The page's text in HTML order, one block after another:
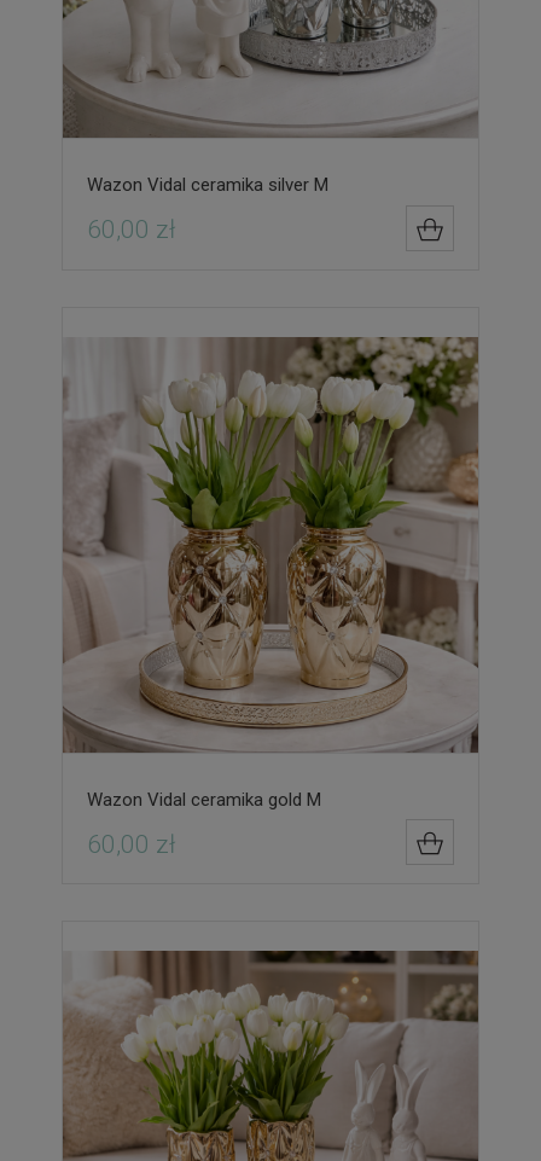
Wazon Vidal ceramika silver M
60,00 zł
Wazon Vidal ceramika gold M
60,00 zł